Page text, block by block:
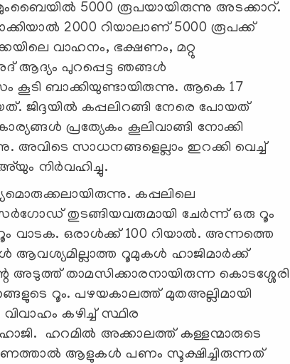
5000 രൂപയായിരുന്നു അടക്കാറ്.
2000 റിയാലാണ് 5000 രൂപക്ക്
വാഹനം, ഭക്ഷണം, മറ്റു
ആദ്യം പുറപ്പെട്ട ഞങ്ങള്‍
കൂടി ബാക്കിയുണ്ടായിരുന്നു. ആകെ 17
ജിദ്ദയില്‍ കപ്പലിറങ്ങി നേരെ പോയത്
പ്രത്യേകം കൂലിവാങ്ങി നോക്കി
സാധനങ്ങളെല്ലാം ഇറക്കി വെച്ച്
നിര്‍വഹിച്ചു.
കപ്പലിലെ
തുടങ്ങിയവരുമായി ചേര്‍ന്ന് ഒരു റൂം
വാടക. ഒരാള്‍ക്ക് 100 റിയാല്‍. അന്നത്തെ
ആവശ്യമില്ലാത്ത റൂമുകള്‍ ഹാജിമാര്‍ക്ക്
അടുത്ത് താമസിക്കാരനായിരുന്ന കൊടശ്ശേരി
റൂം. പഴയകാലത്ത് മുതഅല്ലിമായി
കഴിച്ച് സ്ഥിര
ഹറമില്‍ അക്കാലത്ത് കള്ളന്മാരുടെ
ആളുകള്‍ പണം സൂക്ഷിച്ചിരുന്നത്